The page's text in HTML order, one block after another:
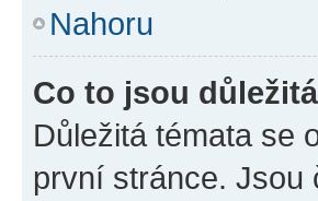
Nahoru
Co to jsou
Důležitá témata se
první stránce. Jsou